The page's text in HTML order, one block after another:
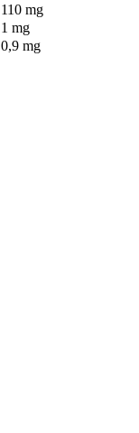
110 mg
1 mg
0,9 mg